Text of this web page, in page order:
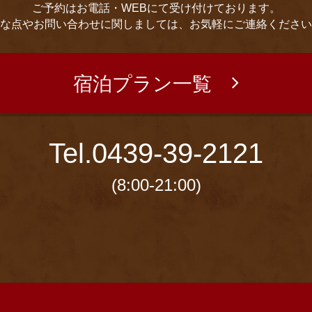
ご予約はお電話・WEBにて受け付けております。
点やお問い合わせに関しましては、お気軽にご連絡くださ
宿泊プラン一覧
Tel.0439-39-2121
(8:00-21:00)